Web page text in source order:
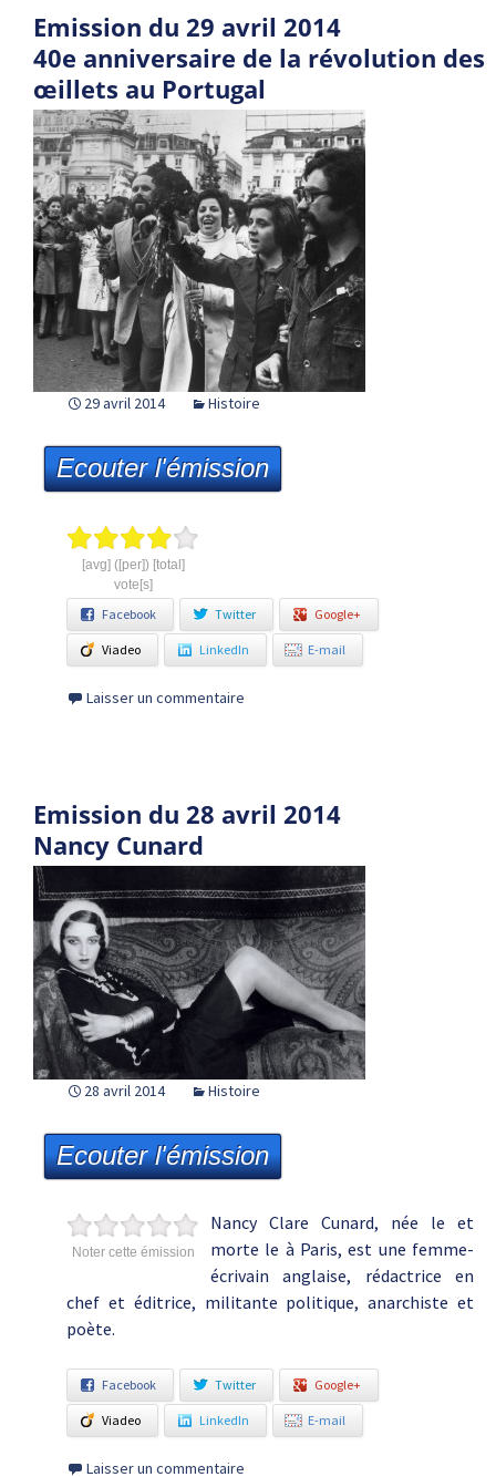
Emission du 29 avril 2014
40e anniversaire de la révolution des
œillets au Portugal
29 avril 2014 Histoire
Ecouter l'émission
[avg] ([per]) [total]
vote[s]
Facebook Twitter Google+
Viadeo LinkedIn E-mail
Laisser un commentaire
Emission du 28 avril 2014
Nancy Cunard
28 avril 2014 Histoire
Ecouter l'émission
Noter cette émission
Nancy Clare Cunard, née le et
morte le à Paris, est une femme-
écrivain anglaise, rédactrice en
chef et éditrice, militante politique, anarchiste et
poète.
Facebook Twitter Google+
Viadeo LinkedIn E-mail
Laisser un commentaire